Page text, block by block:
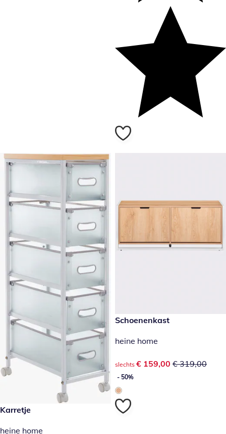
€ 159,00
Karretje
heine home
kortingsprijs: € 159,00,
- 50%
Schoenenkast
heine home
kortingsprijs: € 159,00,
slechts € 159,00 € 319,00
- 50%